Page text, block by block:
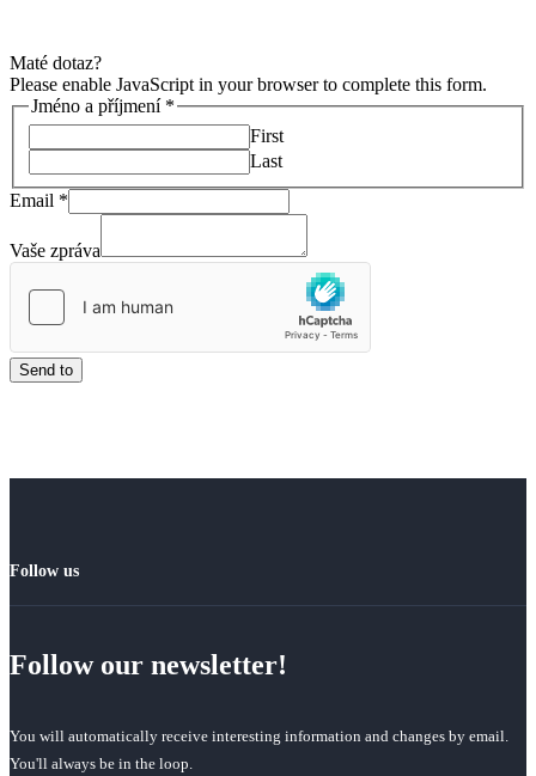
Maté dotaz?
Please enable JavaScript in your browser to complete this form.
Jméno a příjmení *
First
Last
Email *
Vaše zpráva
Send to
Follow us
Follow our newsletter!
You will automatically receive interesting information and changes by email.
You'll always be in the loop.